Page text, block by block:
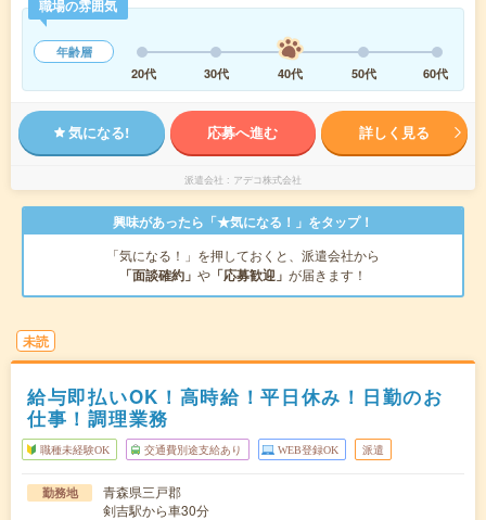
職場の雰囲気
年齢層
20代
30代 40代 50代 60代
気になる! 応募へ進む 詳しく見る
派遣会社 アデコ株式会社
興味があったら「★気になる！」をタップ！
「気になる！」を押しておくと、派遣会社から
「面談確約」 や 「応募歓迎」 が届きます！
未読
給与即払いOK！高時給！平日休み！日勤のお
仕事！調理業務
職種未経験OK 交通費別途支給あり WEB登録OK 派遣
勤務地
青森県三戸郡
剣吉駅から車30分